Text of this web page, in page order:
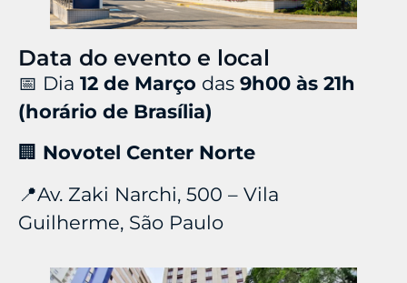
Data do evento e local
📅 Dia 12 de Março das 9h00 às 21h
(horário de Brasília)
🏢 Novotel Center Norte
📍Av. Zaki Narchi, 500 – Vila
Guilherme, São Paulo